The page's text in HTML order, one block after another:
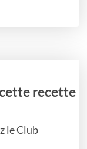
recette
le Club